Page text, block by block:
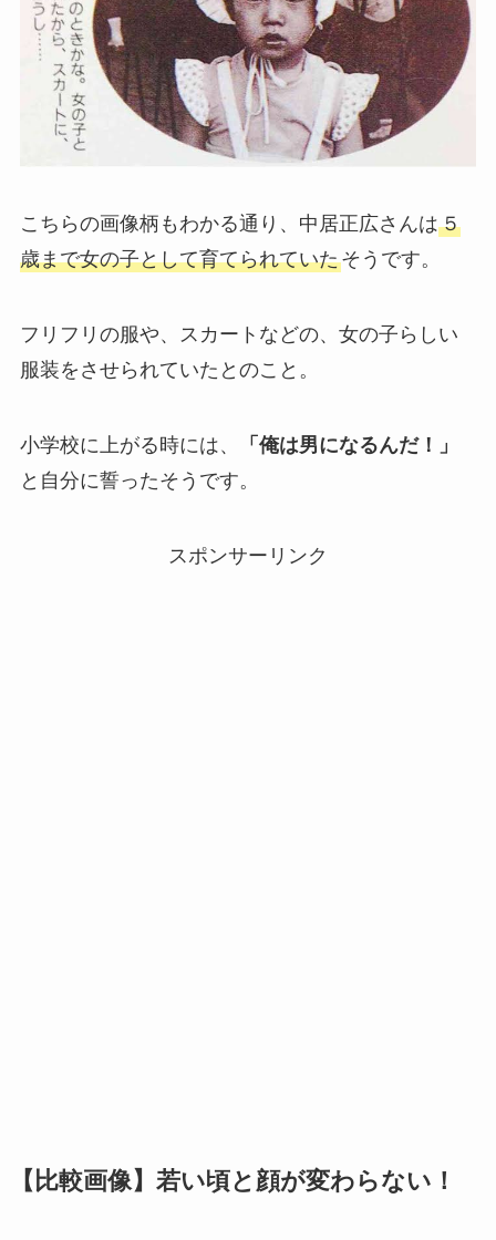
こちらの画像柄もわかる通り、中居正広さんは５
歳まで女の子として育てられていたそうです。
フリフリの服や、スカートなどの、女の子らしい
服装をさせられていたとのこと。
小学校に上がる時には、
「俺は男になるんだ！」
と自分に誓ったそうです。
スポンサーリンク
【比較画像】若い頃と顔が変わらない！